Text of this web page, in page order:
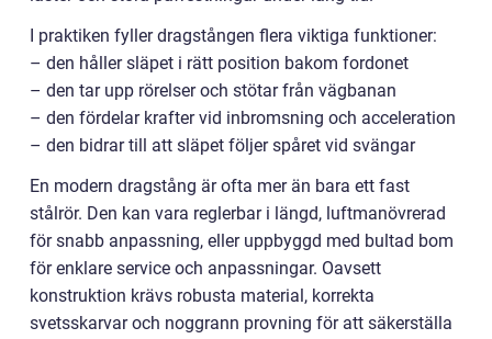
I praktiken fyller dragstången flera viktiga funktioner:
– den håller släpet i rätt position bakom fordonet
– den tar upp rörelser och stötar från vägbanan
– den fördelar krafter vid inbromsning och acceleration
– den bidrar till att släpet följer spåret vid svängar
En modern dragstång är ofta mer än bara ett fast
stålrör. Den kan vara reglerbar i längd, luftmanövrerad
för snabb anpassning, eller uppbyggd med bultad bom
för enklare service och anpassningar. Oavsett
konstruktion krävs robusta material, korrekta
svetsskarvar och noggrann provning för att säkerställa